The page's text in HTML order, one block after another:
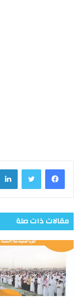
فيسبوك تويتر
مقالات ذات صلة